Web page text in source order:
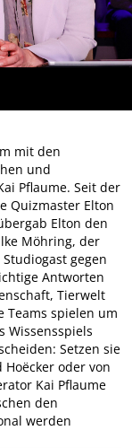
mit den
und
Pflaume. Seit der
Quizmaster Elton
Elton den
Möhring, der
gegen
Antworten
Tierwelt
Teams spielen um
Wissensspiels
Setzen sie
oder von
Kai Pflaume
den
werden